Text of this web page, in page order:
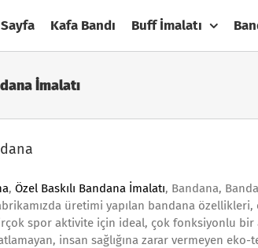
Kafa Bandı Buff İmalatı
İmalatı
, Özel Baskılı Bandana İmalatı, Bandana,
üretimi yapılan bandana özellikleri,
spor aktivite için ideal, çok fonksiyonlu bir
insan sağlığına zarar vermeyen eko-